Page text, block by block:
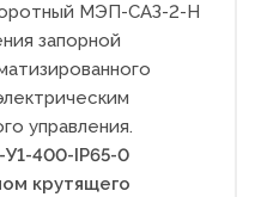
МЭП-САЗ-2-Н
запорной
управления.
400-IP65-0
крутящего